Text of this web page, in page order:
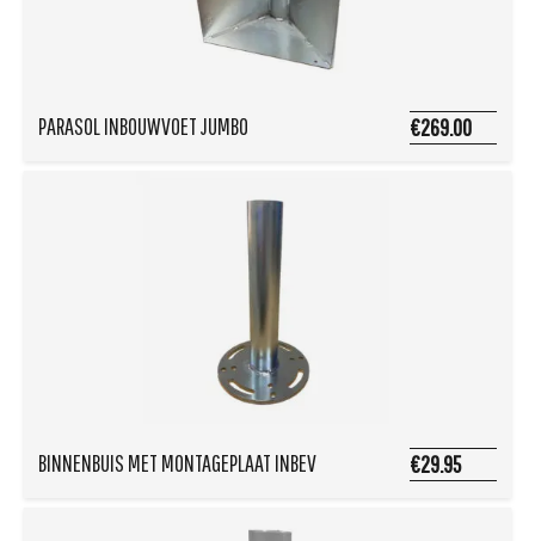
PARASOL INBOUWVOET JUMBO €269.00
BINNENBUIS MET MONTAGEPLAAT INBEV €29.95